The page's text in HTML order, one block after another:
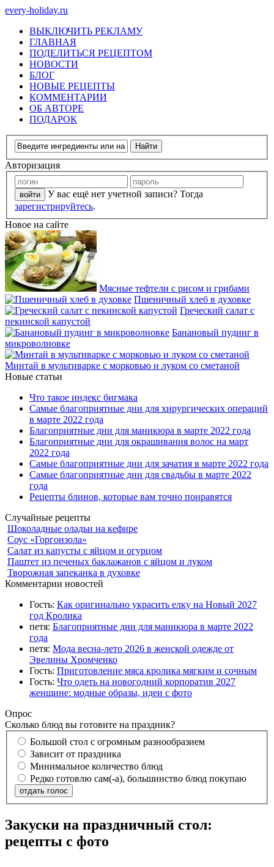
every-holiday.ru
ВЫКЛЮЧИТЬ РЕКЛАМУ
ГЛАВНАЯ
ПОДЕЛИТЬСЯ РЕЦЕПТОМ
НОВОСТИ
БЛОГ
НОВЫЕ РЕЦЕПТЫ
КОММЕНТАРИИ
ОБ АВТОРЕ
ПОДАРОК
Авторизация
У вас ещё нет учетной записи? Тогда
зарегистрируйтесь.
Новое на сайте
Мясные тефтели с рисом и грибами
Пшеничный хлеб в духовке
Греческий салат с
пекинской капустой
Банановый пудинг в
микроволновке
Минтай в мультиварке с морковью и луком со сметаной
Новые статьи
Что такое индекс бигмака
Самые благоприятные дни для хирургических операций
в марте 2022 года
Благоприятные дни для маникюра в марте 2022 года
Благоприятные дни для окрашивания волос на март
2022 года
Самые благоприятные дни для зачатия в марте 2022 года
Самые благоприятные дни для свадьбы в марте 2022
года
Рецепты блинов, которые вам точно понравятся
Случайные рецепты
Шоколадные оладьи на кефире
Соус «Горгонзола»
Салат из капусты с яйцом и огурцом
Паштет из печеных баклажанов с яйцом и луком
Творожная запеканка в духовке
Комментарии новостей
Гость: Как оригинально украсить елку на Новый 2027
год Кролика
петя: Благоприятные дни для маникюра в марте 2022
года
петя: Мода весна-лето 2026 в женской одежде от
Эвелины Хромченко
Гость: Приготовление мяса кролика мягким и сочным
Гость: Что одеть на новогодний корпоратив 2027
женщине: модные образы, идеи с фото
Опрос
Сколько блюд вы готовите на праздник?
Большой стол с огромным разнообразием
Зависит от праздника
Минимальное количество блюд
Редко готовлю сам(-а), большинство блюд покупаю
отдать голос
Закуски на праздничный стол:
рецепты с фото